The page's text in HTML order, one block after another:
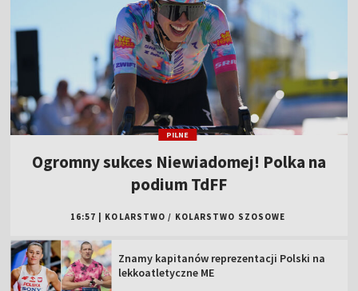
PILNE
Ogromny sukces Niewiadomej! Polka na
podium TdFF
16:57 | KOLARSTWO / KOLARSTWO SZOSOWE
Znamy kapitanów reprezentacji Polski na
lekkoatletyczne ME